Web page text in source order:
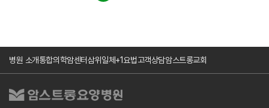
병원 소개통합의학암센터삼위일체+1요법고객상담암스트롱교회